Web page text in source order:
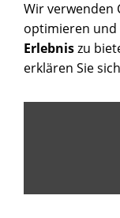
Wir verwenden
optimieren und
Erlebniszu
erklären Sie